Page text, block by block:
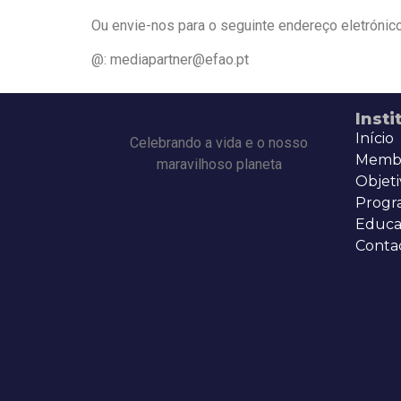
Ou envie-nos para o seguinte endereço
@: mediapartner@efao.pt
Celebrando a vida e o nosso
maravilhoso planeta
Início